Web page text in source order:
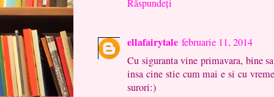
Răspundeți
ellafairytale februarie 11, 2014
Cu siguranta vine primavara, bine
insa cine stie cum mai e si cu
surori:)